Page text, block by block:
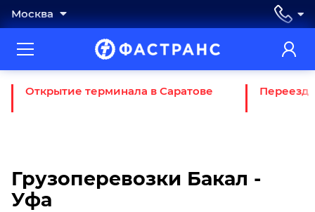
Москва
Открытие терминала в Саратове Переезд
Грузоперевозки Бакал -
Уфа